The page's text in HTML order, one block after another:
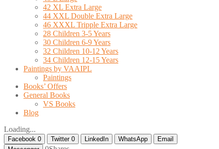
42 XL Extra Large
44 XXL Double Extra Large
46 XXXL Tripple Extra Large
28 Children 3-5 Years
30 Children 6-9 Years
32 Children 10-12 Years
34 Children 12-15 Years
Paintings by VAAIPL
Paintings
Books’ Offers
General Books
VS Books
Blog
Loading...
Facebook 0 Twitter 0 LinkedIn WhatsApp
Email